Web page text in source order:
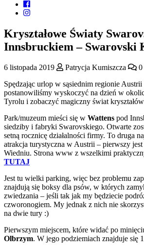
Kryształowe Światy
Innsbruckiem – Swarovski
6 listopada 2019 Patrycja Kumiszcza
0
Spędzając urlop w sąsiednim regionie
postanowiliśmy wyskoczyć na dzień w
Tyrolu i zobaczyć magiczny świat
Park/muzeum mieści się w Wattens pod
siedziby i fabryki Swarovskiego. Otwarte
setną rocznicę działalności firmy. To druga
atrakcja turystyczna w Austrii – pierwszy jest
Wiedniu. Strona www z wszelkimi
TUTAJ
Jest tu wielki parking, więc bez problemu
znajdują się boksy dla psów, w których
zwiedzania – jeśli tak jak my będziecie
czworonogiem. My jednak z nich nie
na dwie tury :)
Pierwszym miejscem, które widać po
Olbrzym. W jego podziemiach znajduje się